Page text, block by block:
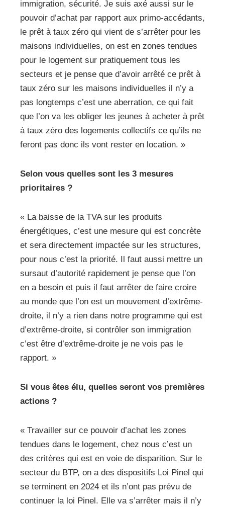
immigration, sécurité. Je suis axé aussi sur le
pouvoir d’achat par rapport aux primo-accédants,
le prêt à taux zéro qui vient de s’arrêter pour les
maisons individuelles, on est en zones tendues
pour le logement sur pratiquement tous les
secteurs et je pense que d’avoir arrêté ce prêt à
taux zéro sur les maisons individuelles il n’y a
pas longtemps c’est une aberration, ce qui fait
que l’on va les obliger les jeunes à acheter à prêt
à taux zéro des logements collectifs ce qu’ils ne
feront pas donc ils vont rester en location. »
Selon vous quelles sont les 3 mesures
prioritaires ?
« La baisse de la TVA sur les produits
énergétiques, c’est une mesure qui est concrète
et sera directement impactée sur les structures,
pour nous c’est la priorité. Il faut aussi mettre un
sursaut d’autorité rapidement je pense que l’on
en a besoin et puis il faut arrêter de faire croire
au monde que l’on est un mouvement d’extrême-
droite, il n’y a rien dans notre programme qui est
d’extrême-droite, si contrôler son immigration
c’est être d’extrême-droite je ne vois pas le
rapport. »
Si vous êtes élu, quelles seront vos premières
actions ?
« Travailler sur ce pouvoir d’achat les zones
tendues dans le logement, chez nous c’est un
des critères qui est en voie de disparition. Sur le
secteur du BTP, on a des dispositifs Loi Pinel qui
se terminent en 2024 et ils n’ont pas prévu de
continuer la loi Pinel. Elle va s’arrêter mais il n’y